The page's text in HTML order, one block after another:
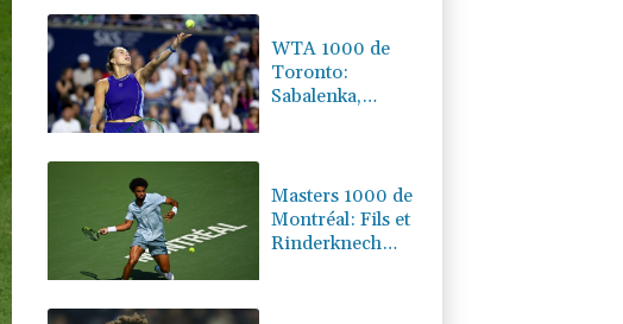
WTA 1000 de
Toronto:
Sabalenka,
Masters 1000 de
Montréal: Fils et
Rinderknech